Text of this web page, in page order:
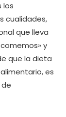
los
cualidades,
que lleva
y
que la dieta
es